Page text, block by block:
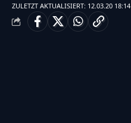
ZULETZT AKTUALISIERT: 12.03.20 18:14